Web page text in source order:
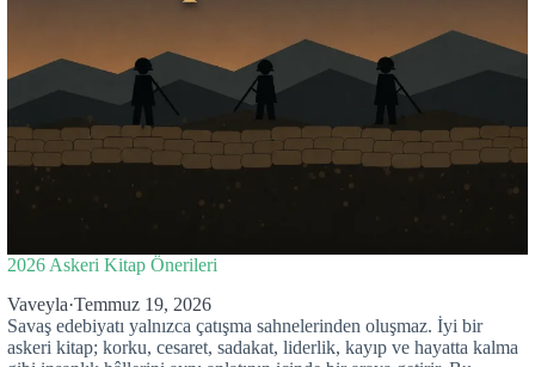
2026 Askeri Kitap Önerileri
Vaveyla·Temmuz 19, 2026
Savaş edebiyatı yalnızca çatışma sahnelerinden oluşmaz. İyi bir
askeri kitap; korku, cesaret, sadakat, liderlik, kayıp ve hayatta kalma